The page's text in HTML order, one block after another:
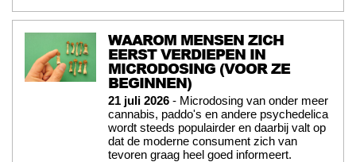
WAAROM MENSEN ZICH
EERST VERDIEPEN IN
MICRODOSING (VOOR ZE
BEGINNEN)
21 juli 2026 - Microdosing van onder meer
cannabis, paddo's en andere psychedelica
wordt steeds populairder en daarbij valt op
dat de moderne consument zich van
tevoren graag heel goed informeert.